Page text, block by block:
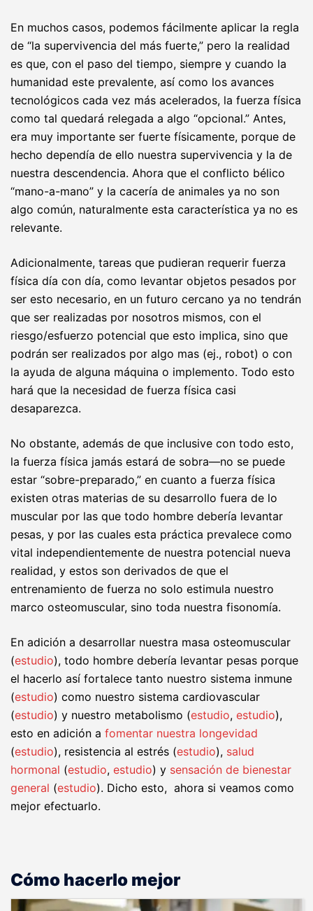
En muchos casos, podemos fácilmente aplicar la regla
de “la supervivencia del más fuerte,” pero la realidad
es que, con el paso del tiempo, siempre y cuando la
humanidad este prevalente, así como los avances
tecnológicos cada vez más acelerados, la fuerza física
como tal quedará relegada a algo “opcional.” Antes,
era muy importante ser fuerte físicamente, porque de
hecho dependía de ello nuestra supervivencia y la de
nuestra descendencia. Ahora que el conflicto bélico
“mano-a-mano” y la cacería de animales ya no son
algo común, naturalmente esta característica ya no es
relevante.
Adicionalmente, tareas que pudieran requerir fuerza
física día con día, como levantar objetos pesados por
ser esto necesario, en un futuro cercano ya no tendrán
que ser realizadas por nosotros mismos, con el
riesgo/esfuerzo potencial que esto implica, sino que
podrán ser realizados por algo mas (ej., robot) o con
la ayuda de alguna máquina o implemento. Todo esto
hará que la necesidad de fuerza física casi
desaparezca.
No obstante, además de que inclusive con todo esto,
la fuerza física jamás estará de sobra—no se puede
estar “sobre-preparado,” en cuanto a fuerza física
existen otras materias de su desarrollo fuera de lo
muscular por las que todo hombre debería levantar
pesas, y por las cuales esta práctica prevalece como
vital independientemente de nuestra potencial nueva
realidad, y estos son derivados de que el
entrenamiento de fuerza no solo estimula nuestro
marco osteomuscular, sino toda nuestra fisonomía.
En adición a desarrollar nuestra masa osteomuscular
(estudio), todo hombre debería levantar pesas porque
el hacerlo así fortalece tanto nuestro sistema inmune
(estudio) como nuestro sistema cardiovascular
(estudio) y nuestro metabolismo (estudio, estudio),
esto en adición a fomentar nuestra longevidad
(estudio), resistencia al estrés (estudio), salud
hormonal (estudio, estudio) y sensación de bienestar
general (estudio). Dicho esto, ahora si veamos como
mejor efectuarlo.
Cómo hacerlo mejor